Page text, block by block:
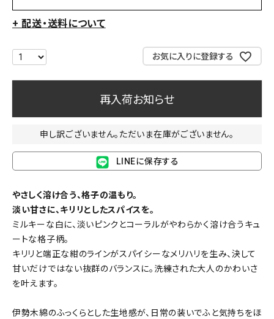
+ 配送・送料について
お気に入りに登録する
再入荷お知らせ
申し訳ございません。ただいま在庫がございません。
LINEに保存する
やさしく溶け合う、格子の温もり。
淡い甘さに、キリリとしたスパイスを。
ミルキーな白に、淡いピンクとコーラルがやわらかく溶け合うキュ
ートな格子柄。
キリリと端正な紺のラインがスパイシーなメリハリを生み、決して
甘いだけではない抜群のバランスに。洗練された大人のかわいさ
を叶えます。
伊勢木綿のふっくらとした生地感が、日常の装いでふと気持ちをほ